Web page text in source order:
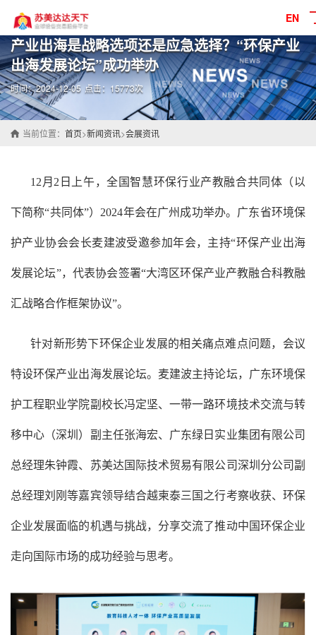
EN
产业出海是战略选项还是应急选择？“环保产业
出海发展论坛”成功举办
时间：2024-12-05 点击：15773次
当前位置： 首页>新闻资讯>会展资讯
12月2日上午，全国智慧环保行业产教融合共同体（以
下简称“共同体”）2024年会在广州成功举办。广东省环境保
护产业协会会长麦建波受邀参加年会，主持“环保产业出海
发展论坛”，代表协会签署“大湾区环保产业产教融合科教融
汇战略合作框架协议”。
针对新形势下环保企业发展的相关痛点难点问题，会议
特设环保产业出海发展论坛。麦建波主持论坛，广东环境保
护工程职业学院副校长冯定坚、一带一路环境技术交流与转
移中心（深圳）副主任张海宏、广东绿日实业集团有限公司
总经理朱钟霞、苏美达国际技术贸易有限公司深圳分公司副
总经理刘刚等嘉宾领导结合越柬泰三国之行考察收获、环保
企业发展面临的机遇与挑战，分享交流了推动中国环保企业
走向国际市场的成功经验与思考。